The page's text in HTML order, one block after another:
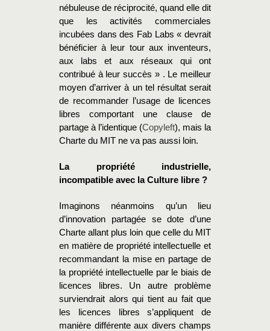
nébuleuse de réciprocité, quand elle dit
que les activités commerciales
incubées dans des Fab Labs« devrait
bénéficier à leur tour aux inventeurs,
aux labs et aux réseaux qui ont
contribué à leur succès ». Le meilleur
moyen d’arriver à un tel résultat serait
de recommander l’usage de licences
libres comportant une clause de
partage à l’identique (Copyleft), mais la
Charte du MIT ne va pas aussi loin.
La propriété industrielle,
incompatible avec la Culture libre ?
Imaginons néanmoins qu’un lieu
d’innovation partagée se dote d’une
Charte allant plus loin que celle du MIT
en matière de propriété intellectuelle et
recommandant la mise en partage de
la propriété intellectuelle par le biais de
licences libres. Un autre problème
surviendrait alors qui tient au fait que
les licences libres s’appliquent de
manière différente aux divers champs